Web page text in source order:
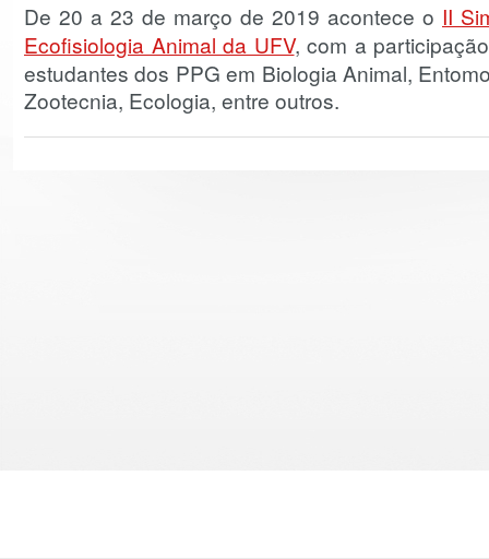
De 20 a 23 de março de 2019 acontece o II
Ecofisiologia Animal da UFV, com a
estudantes dos PPG em Biologia Animal,
Zootecnia, Ecologia, entre outros.